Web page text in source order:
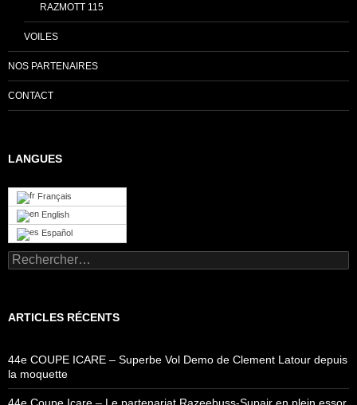
RAZMOTT 115
VOILES
NOS PARTENAIRES
CONTACT
LANGUES
Français
English
Español
Rechercher :
ARTICLES RÉCENTS
44e COUPE ICARE – Superbe Vol Demo de Clement Latour depuis
la moquette
44e Coupe Icare – Le partenariat Razeebuss-Supair en plein essor